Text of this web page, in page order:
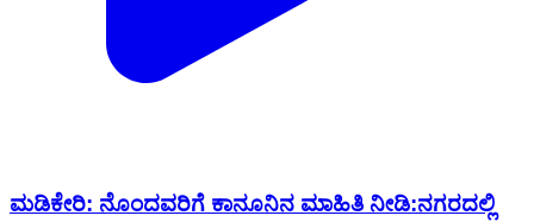
ಮಡಿಕೇರಿ: ನೊಂದವರಿಗೆ ಕಾನೂನಿನ ಮಾಹಿತಿ ನೀಡಿ:ನಗರದಲ್ಲಿ